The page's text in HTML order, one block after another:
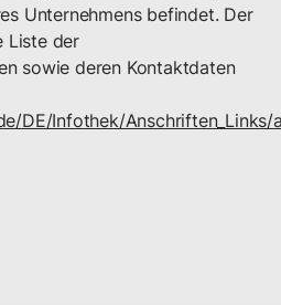
Unternehmens befindet. Der
Liste der
sowie deren Kontaktdaten
DE/Infothek/Anschriften_Links/